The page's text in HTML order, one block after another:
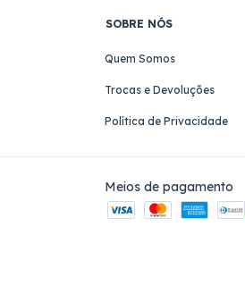
SOBRE NÓS
Quem Somos
Trocas e Devoluções
Política de Privacidade
Meios de pagamento